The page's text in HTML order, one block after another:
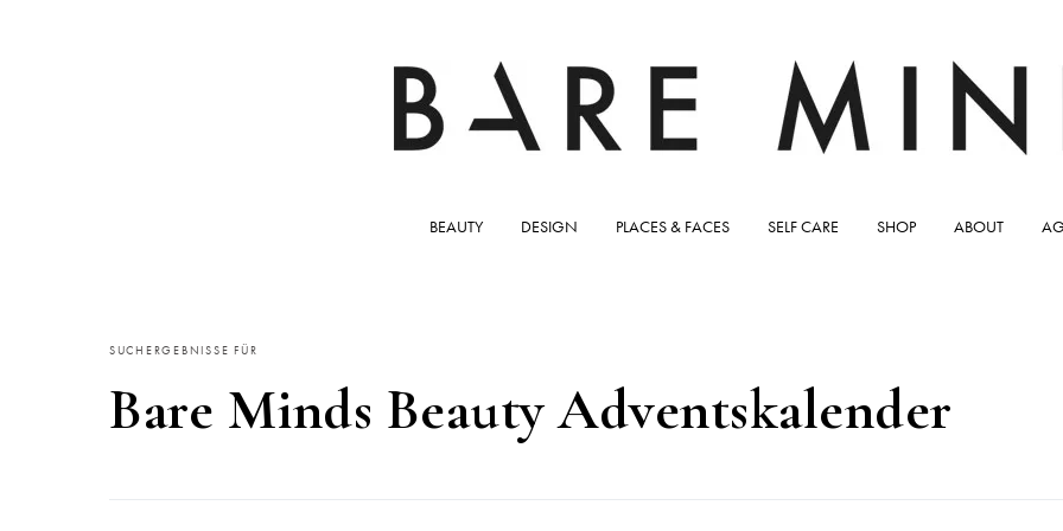
BEAUTY DESIGN PLACES & FACES SELF CARE SHOP ABOUT
SUCHERGEBNISSE FÜR
Bare Minds Beauty Adventskalender